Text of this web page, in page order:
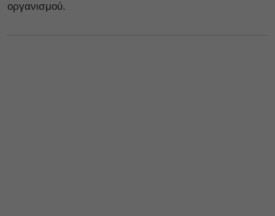
οργανισμού.